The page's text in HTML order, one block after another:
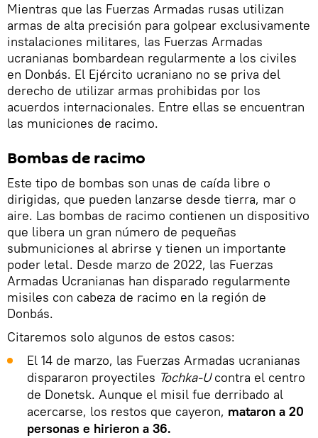
Mientras que las Fuerzas Armadas rusas utilizan
armas de alta precisión para golpear exclusivamente
instalaciones militares, las Fuerzas Armadas
ucranianas bombardean regularmente a los civiles
en Donbás. El Ejército ucraniano no se priva del
derecho de utilizar armas prohibidas por los
acuerdos internacionales. Entre ellas se encuentran
las municiones de racimo.
Bombas de racimo
Este tipo de bombas son unas de caída libre o
dirigidas, que pueden lanzarse desde tierra, mar o
aire. Las bombas de racimo contienen un dispositivo
que libera un gran número de pequeñas
submuniciones al abrirse y tienen un importante
poder letal. Desde marzo de 2022, las Fuerzas
Armadas Ucranianas han disparado regularmente
misiles con cabeza de racimo en la región de
Donbás.
Citaremos solo algunos de estos casos:
El 14 de marzo, las Fuerzas Armadas ucranianas
dispararon proyectiles Tochka-Ucontra el centro
de Donetsk. Aunque el misil fue derribado al
acercarse, los restos que cayeron, mataron a 20
personas e hirieron a 36.